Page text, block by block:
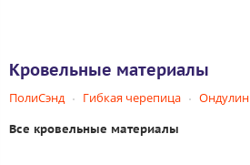
Кровельные материалы
ПолиСэнд Гибкая черепица Ондулин
Все кровельные материалы